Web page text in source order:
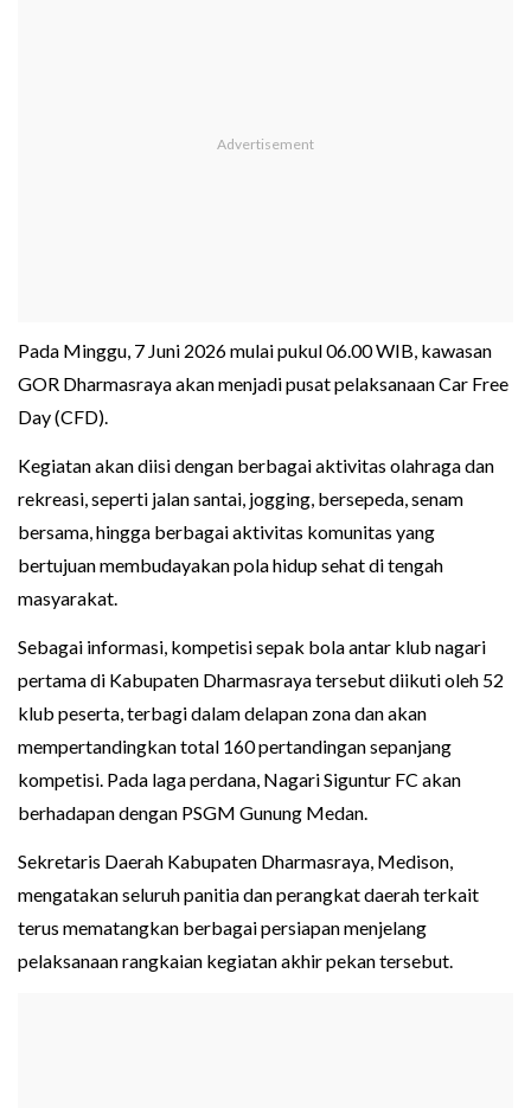
Pada Minggu, 7 Juni 2026 mulai pukul 06.00 WIB, kawasan
GOR Dharmasraya akan menjadi pusat pelaksanaan Car Free
Day (CFD).
Kegiatan akan diisi dengan berbagai aktivitas olahraga dan
rekreasi, seperti jalan santai, jogging, bersepeda, senam
bersama, hingga berbagai aktivitas komunitas yang
bertujuan membudayakan pola hidup sehat di tengah
masyarakat.
Sebagai informasi, kompetisi sepak bola antar klub nagari
pertama di Kabupaten Dharmasraya tersebut diikuti oleh 52
klub peserta, terbagi dalam delapan zona dan akan
mempertandingkan total 160 pertandingan sepanjang
kompetisi. Pada laga perdana, Nagari Siguntur FC akan
berhadapan dengan PSGM Gunung Medan.
Sekretaris Daerah Kabupaten Dharmasraya, Medison,
mengatakan seluruh panitia dan perangkat daerah terkait
terus mematangkan berbagai persiapan menjelang
pelaksanaan rangkaian kegiatan akhir pekan tersebut.